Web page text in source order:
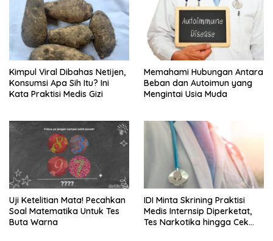
Kimpul Viral Dibahas Netijen,
Konsumsi Apa Sih Itu? Ini
Kata Praktisi Medis Gizi
Memahami Hubungan Antara
Beban dan Autoimun yang
Mengintai Usia Muda
Uji Ketelitian Mata! Pecahkan
Soal Matematika Untuk Tes
Buta Warna
IDI Minta Skrining Praktisi
Medis Internsip Diperketat,
Tes Narkotika hingga Cek